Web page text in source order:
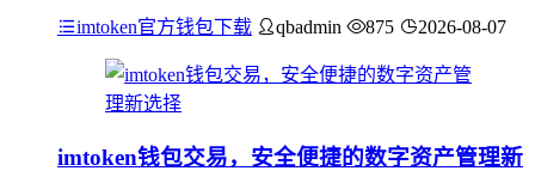
imtoken官方钱包下载 qbadmin 875 2026-08-07
imtoken钱包交易，安全便捷的数字资产管理新